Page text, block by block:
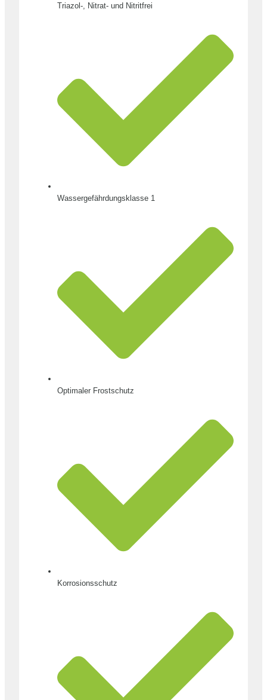
Triazol-, Nitrat- und Nitritfrei
Wassergefährdungsklasse 1
Optimaler Frostschutz
Korrosionsschutz